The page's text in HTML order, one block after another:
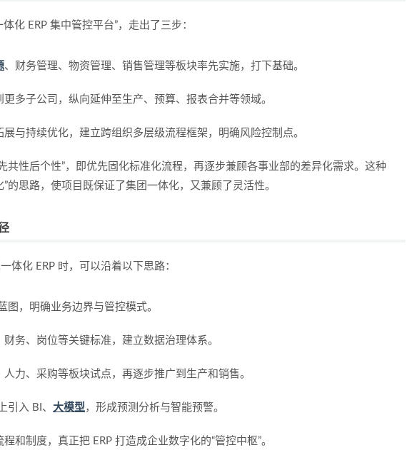
化 ERP 集中管控平台”，走出了三步：
、财务管理、物资管理、销售管理等板块率先实施，打下基础。
更多子公司，纵向延伸至生产、预算、报表合并等领域。
展与持续优化，建立跨组织多层级流程框架，明确风险控制点。
共性后个性”，即优先固化标准化流程，再逐步兼顾各事业部的差异化需求。这种
的思路，使项目既保证了集团一体化，又兼顾了灵活性。
体化 ERP 时，可以沿着以下思路：
图，明确业务边界与管控模式。
财务、岗位等关键标准，建立数据治理体系。
人力、采购等板块试点，再逐步推广到生产和销售。
引入 BI、 大模型，形成预测分析与智能预警。
和制度，真正把 ERP 打造成企业数字化的“管控中枢”。